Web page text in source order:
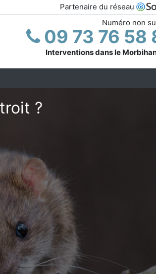
Partenaire du réseau
Numéro non
09 73 76 58
Interventions dans le
?